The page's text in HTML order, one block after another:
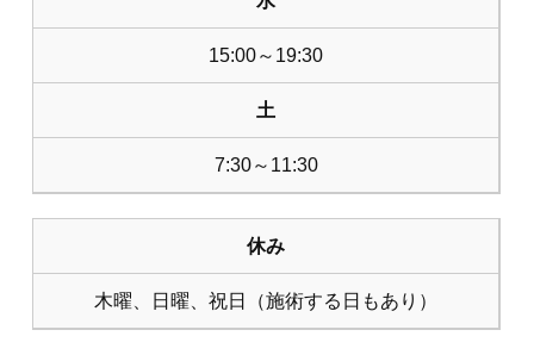
15:00～19:30
土
7:30～11:30
休み
木曜、日曜、祝日（施術する日もあり）